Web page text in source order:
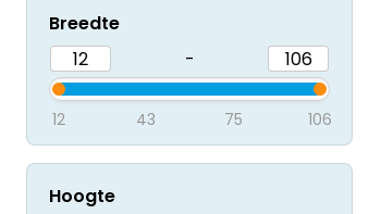
Breedte
-
12 43 75 106
Hoogte